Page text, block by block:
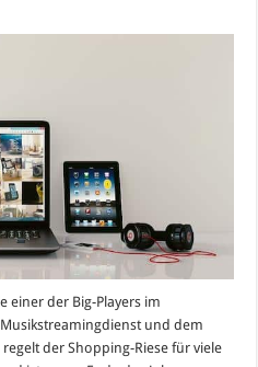
einer der Big-Players im
und dem
der Shopping-Riese für viele